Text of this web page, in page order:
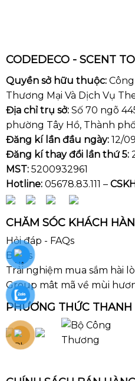
CODEDECO - SCENT
Quyền sở hữu thuộc:Công
Thương Mại Và Dịch Vụ
Địa chỉ trụ sở:Số 70 ngõ
phường Tây Hồ, Thành
Đăng kí lần đầu ngày:12/
Đăng kí thay đổi lần thứ 5:
MST:5200932961
Hotline:05678.83.111 –
CHĂM SÓC KHÁCH
Hỏi đáp - FAQs
Blogs
Trải nghiệm mua sắm hài
Group mât mã về mùi
PHƯƠNG THỨC THANH